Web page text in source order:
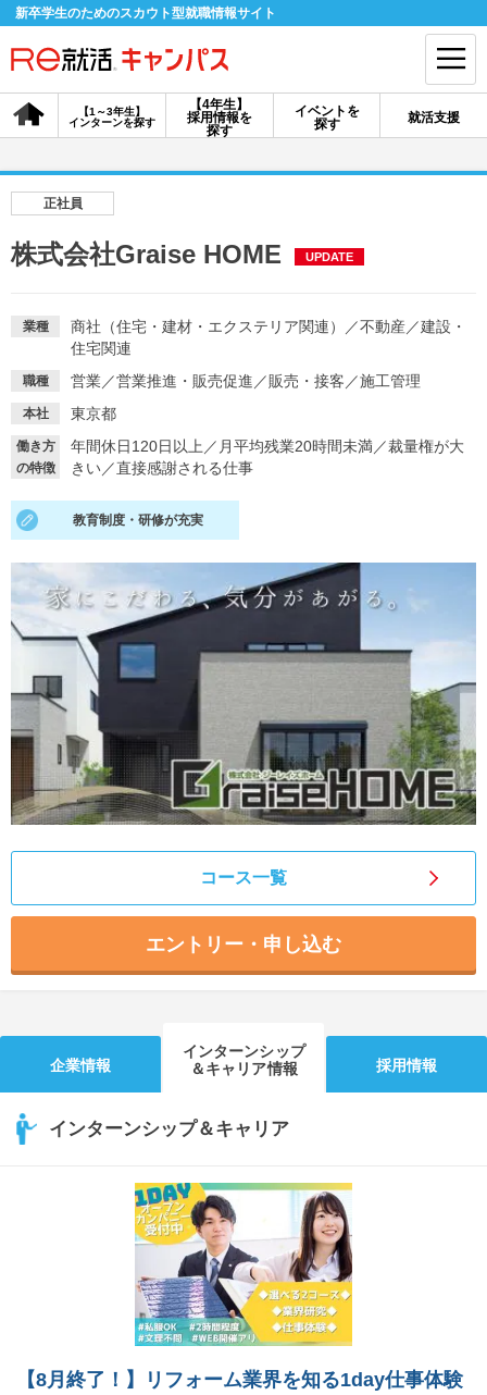
新卒学生のためのスカウト型就職情報サイト
【4年生】
採用情報を
探す
【1～3年生】
インターンを探す
イベントを
探す
就活支援
会員登録 ログイン
採用情報を探す
説明会を探す
インターンを探す
就活ノウハウ・サポート
就活支援
適職診断
あなたに合う仕事を診断！
就活チャンネル
就活ニュースペーパー
就活時事ニュースを更新
よくある質問
不明点があればこちら
正社員
株式会社Graise HOME UPDATE
業種 商社（住宅・建材・エクステリア関連） ／不動産／建設・
住宅関連
職種 営業／営業推進・販売促進 ／販売・接客 ／施工管理
本社 東京都
働き方
の特徴
年間休日120日以上 ／ 月平均残業20時間未満／裁量権が大
きい／直接感謝される仕事
教育制度・研修が充実
コース一覧
エントリー・申し込む
企業情報
インターンシップ
＆キャリア情報
採用情報
インターンシップ＆キャリア
【8月終了！】リフォーム業界を知る1day仕事体験